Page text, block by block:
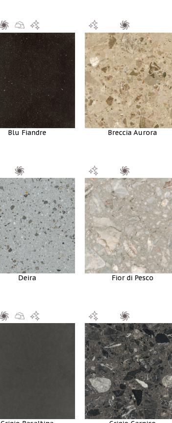
Blu Fiandre Breccia Aurora
Deira Fior di Pesco